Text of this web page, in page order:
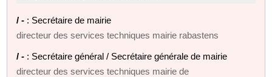
/ - : Secrétaire de mairie
directeur des services techniques mairie rabastens
/ - : Secrétaire général / Secrétaire générale de mairie
directeur des services techniques mairie de